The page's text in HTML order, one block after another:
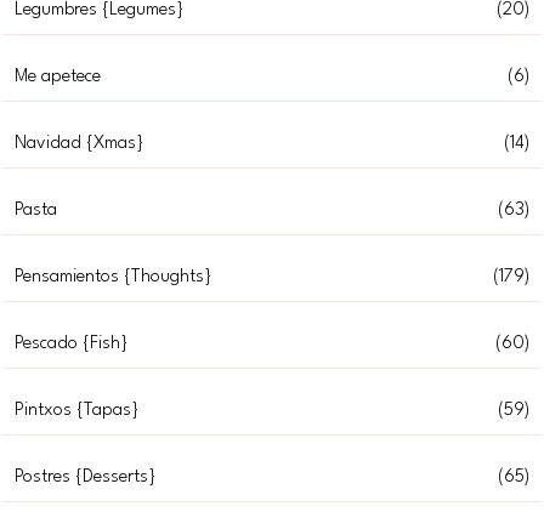
Legumbres {Legumes} (20)
Me apetece (6)
Navidad {Xmas} (14)
Pasta (63)
Pensamientos {Thoughts} (179)
Pescado {Fish} (60)
Pintxos {Tapas} (59)
Postres {Desserts} (65)